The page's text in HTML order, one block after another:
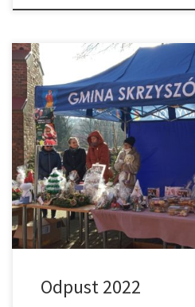
Dzisiejszej Niedzieli 4 grudnia
Parafialny ku czci naszego Patrona
Sumie Odpustowej o godz. 11.00.
wygłosił ks. Stanisław Olszak –
Tarnowie. Po każdej mszy na dzieci
słodkim co nieco. Legendy […]
Odpust 2022